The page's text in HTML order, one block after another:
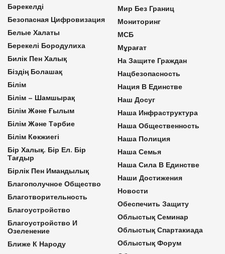
Бәрекелді
Безопасная Цифровизация
Белые Халаты
Берекелі Бородулиха
Билік Пен Халық
Біздің Болашақ
Білім
Білім – Шамшырақ
Білім Және Ғылым
Білім Және Тәрбие
Білім Көкжиегі
Бір Халық. Бір Ел. Бір
Тағдыр
Бірлік Пен Имандылық
Благополучное Общество
Благотворительность
Благоустройство
Благоустройство И
Озеленение
Ближе К Народу
Мир Без Границ
Мониторинг
МСБ
Мұрағат
На Защите Граждан
Нацбезопасность
Нация В Единстве
Наш Досуг
Наша Инфраструктура
Наша Общественность
Наша Полиция
Наша Семья
Наша Сила В Единстве
Наши Достижения
Новости
Обеспечить Защиту
Облыстық Семинар
Облыстық Спартакиада
Облыстық Форум